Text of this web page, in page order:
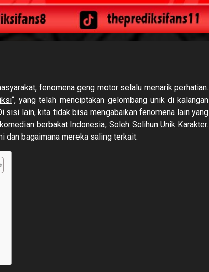
fenomena geng motor selalu menarik perhatian.
“, yang telah menciptakan gelombang unik di kalangan
sisi lain, kita tidak bisa mengabaikan fenomena lain yang
berbakat Indonesia, Soleh Solihun Unik Karakter.
dan bagaimana mereka saling terkait.